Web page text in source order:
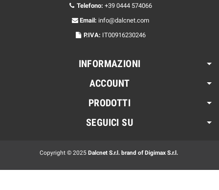
Telefono: +39 0444 574066
Email: info@dalcnet.com
P.IVA: IT00916230246
INFORMAZIONI
ACCOUNT
PRODOTTI
SEGUICI SU
Copyright © 2025 Dalcnet S.r.l. brand of Digimax S.r.l.